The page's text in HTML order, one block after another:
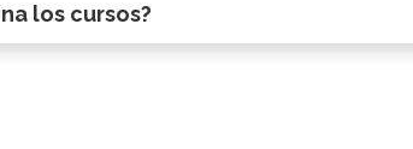
los cursos?